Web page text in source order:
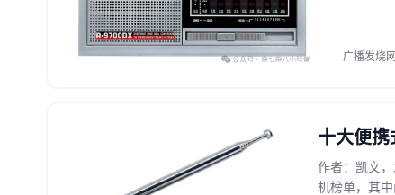
广播发烧网
十大便携
作者：凯文
机榜单，其